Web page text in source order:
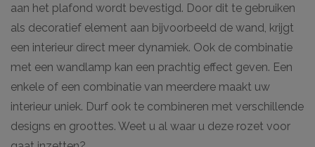
aan het plafond wordt bevestigd. Door dit te gebruiken
als decoratief element aan bijvoorbeeld de wand, krijgt
een interieur direct meer dynamiek. Ook de combinatie
met een wandlamp kan een prachtig effect geven. Een
enkele of een combinatie van meerdere maakt uw
interieur uniek. Durf ook te combineren met verschillende
designs en groottes. Weet u al waar u deze rozet voor